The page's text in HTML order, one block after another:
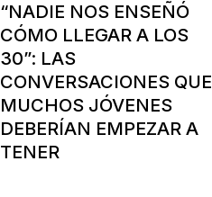
“NADIE NOS ENSEÑÓ
CÓMO LLEGAR A LOS
30”: LAS
CONVERSACIONES QUE
MUCHOS JÓVENES
DEBERÍAN EMPEZAR A
TENER